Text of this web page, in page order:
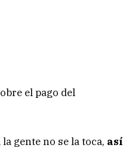
el pago del
gente no se la toca, así